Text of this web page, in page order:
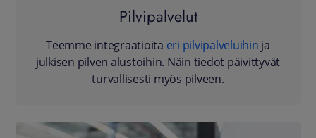
Pilvipalvelut
Teemme integraatioita eri pilvipalveluihin ja
julkisen pilven alustoihin. Näin tiedot päivittyvät
turvallisesti myös pilveen.